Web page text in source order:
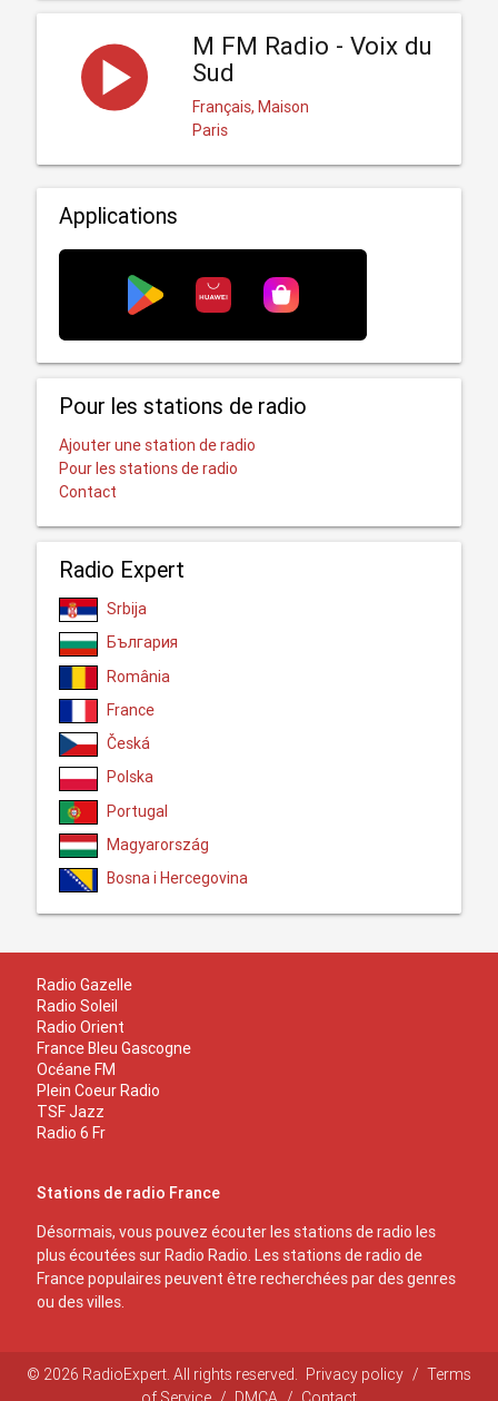
M FM Radio - Voix du
Sud
Français, Maison
Paris
Applications
Pour les stations de radio
Ajouter une station de radio
Pour les stations de radio
Contact
Radio Expert
Srbija
България
România
France
Česká
Polska
Portugal
Magyarország
Bosna i Hercegovina
Radio Gazelle
Radio Soleil
Radio Orient
France Bleu Gascogne
Océane FM
Plein Coeur Radio
TSF Jazz
Radio 6 Fr
Stations de radio France
Désormais, vous pouvez écouter les stations de radio les
plus écoutées sur Radio Radio. Les stations de radio de
France populaires peuvent être recherchées par des genres
ou des villes.
© 2026 RadioExpert. All rights reserved. Privacy policy / Terms